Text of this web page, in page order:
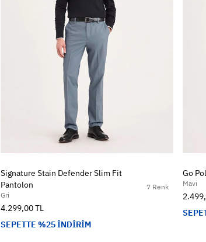
7 Renk
Signature Stain Defender Slim Fit
Pantolon
Gri
4.299,00 TL
SEPETTE %25 İNDİRİM
Go
Mavi